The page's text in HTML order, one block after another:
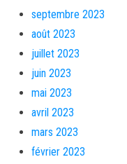
septembre 2023
août 2023
juillet 2023
juin 2023
mai 2023
avril 2023
mars 2023
février 2023